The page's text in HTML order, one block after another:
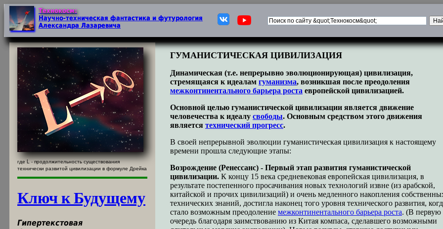
ГУМАНИСТИЧЕСКАЯ ЦИВИЛИЗАЦИЯ
Динамическая (т.е. непрерывно эволюционирующая) цивилизация,
стремящаяся к идеалам гуманизма, возникшая после преодоления
межконтинентального барьера роста европейской цивилизацией.
Основной целью гуманистической цивилизации является движение
человечества к идеалу свободы. Основным средством этого движения
является технический прогресс.
В своей непрерывной эволюции гуманистическая цивилизация к настоящему
времени прошла следующие этапы:
Возрождение (Ренессанс) - Первый этап развития гуманистической
цивилизации. К концу 15 века средневековая европейская цивилизация, в
результате постепенного просачивания новых технологий извне (из арабской,
китайской и прочих цивилизаций) и очень медленного накопления
технических знаний, достигла наконец того уровня технического развития,
стало возможным преодоление межконтинентального барьера роста. (В первую
очередь благодаря заимствованию из Китая компаса, сделавшего возможными
где L - продолжительность существования
технически развитой цивилизации в формуле Дрейка
Ключ к Будущему
Гипертекстовая